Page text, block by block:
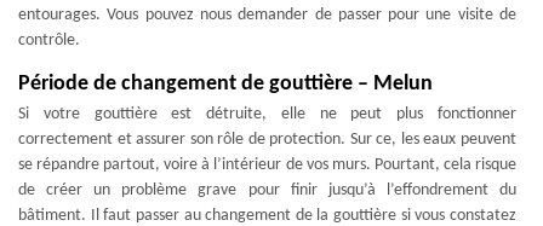
entourages. Vous pouvez nous demander de passer pour une visite de
contrôle.
Période de changement de gouttière – Melun
Si votre gouttière est détruite, elle ne peut plus fonctionner
correctement et assurer son rôle de protection. Sur ce, les eaux peuvent
se répandre partout, voire à l’intérieur de vos murs. Pourtant, cela risque
de créer un problème grave pour finir jusqu’à l’effondrement du
bâtiment. Il faut passer au changement de la gouttière si vous constatez